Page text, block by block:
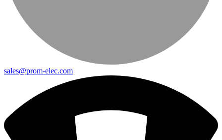
sales@prom-elec.com